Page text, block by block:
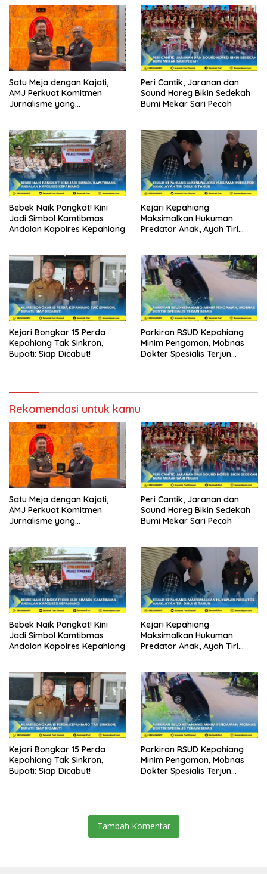
Satu Meja dengan Kajati,
AMJ Perkuat Komitmen
Jurnalisme yang
Peri Cantik, Jaranan dan
Sound Horeg Bikin Sedekah
Bumi Mekar Sari Pecah
Bebek Naik Pangkat! Kini
Jadi Simbol Kamtibmas
Andalan Kapolres Kepahiang
Kejari Kepahiang
Maksimalkan Hukuman
Predator Anak, Ayah Tiri
Kejari Bongkar 15 Perda
Kepahiang Tak Sinkron,
Bupati: Siap Dicabut!
Parkiran RSUD Kepahiang
Minim Pengaman, Mobnas
Dokter Spesialis Terjun
Rekomendasi untuk kamu
Satu Meja dengan Kajati,
AMJ Perkuat Komitmen
Jurnalisme yang
Peri Cantik, Jaranan dan
Sound Horeg Bikin Sedekah
Bumi Mekar Sari Pecah
Bebek Naik Pangkat! Kini
Jadi Simbol Kamtibmas
Andalan Kapolres Kepahiang
Kejari Kepahiang
Maksimalkan Hukuman
Predator Anak, Ayah Tiri
Kejari Bongkar 15 Perda
Kepahiang Tak Sinkron,
Bupati: Siap Dicabut!
Parkiran RSUD Kepahiang
Minim Pengaman, Mobnas
Dokter Spesialis Terjun
Tambah Komentar